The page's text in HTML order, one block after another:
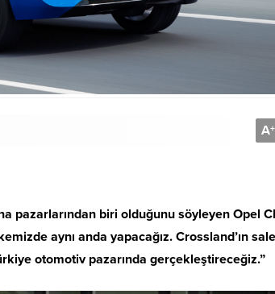
A+
pazarlarından biri olduğunu söyleyen Opel
aynı anda yapacağız. Crossland’ın
otomotiv pazarında gerçekleştireceğiz.”